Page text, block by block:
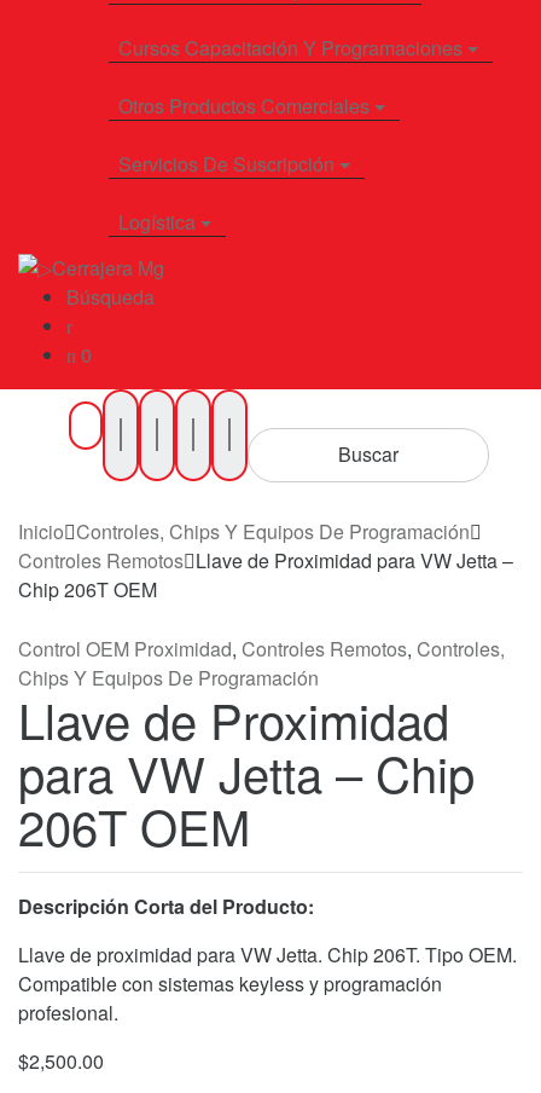
Cursos Capacitación Y Programaciones
Otros Productos Comerciales
Servicios De Suscripción
Logística
Búsqueda
0
Buscar
por
Productos
Buscar
Inicio Controles, Chips Y Equipos De Programación
Controles Remotos Llave de Proximidad para VW Jetta –
Chip 206T OEM
Control OEM Proximidad, Controles Remotos, Controles,
Chips Y Equipos De Programación
Llave de Proximidad
para VW Jetta – Chip
206T OEM
Descripción Corta del Producto:
Llave de proximidad para VW Jetta. Chip 206T. Tipo OEM.
Compatible con sistemas keyless y programación
profesional.
$2,500.00